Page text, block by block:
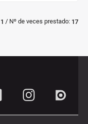
1 / Nº de veces prestado: 17